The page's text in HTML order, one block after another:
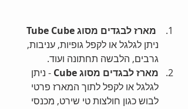
מארז לבגדים מסוג Tube Cube
ניתן לגלגל או לקפל גופיות, עניבות,
גרבים, הלבשה תחתונה ועוד.
מארז לבגדים מסוג Cube
- ניתן
לגלגל או לקפל לתוך המארז פרטי
לבוש כגון חולצות טי שירט, מכנסי